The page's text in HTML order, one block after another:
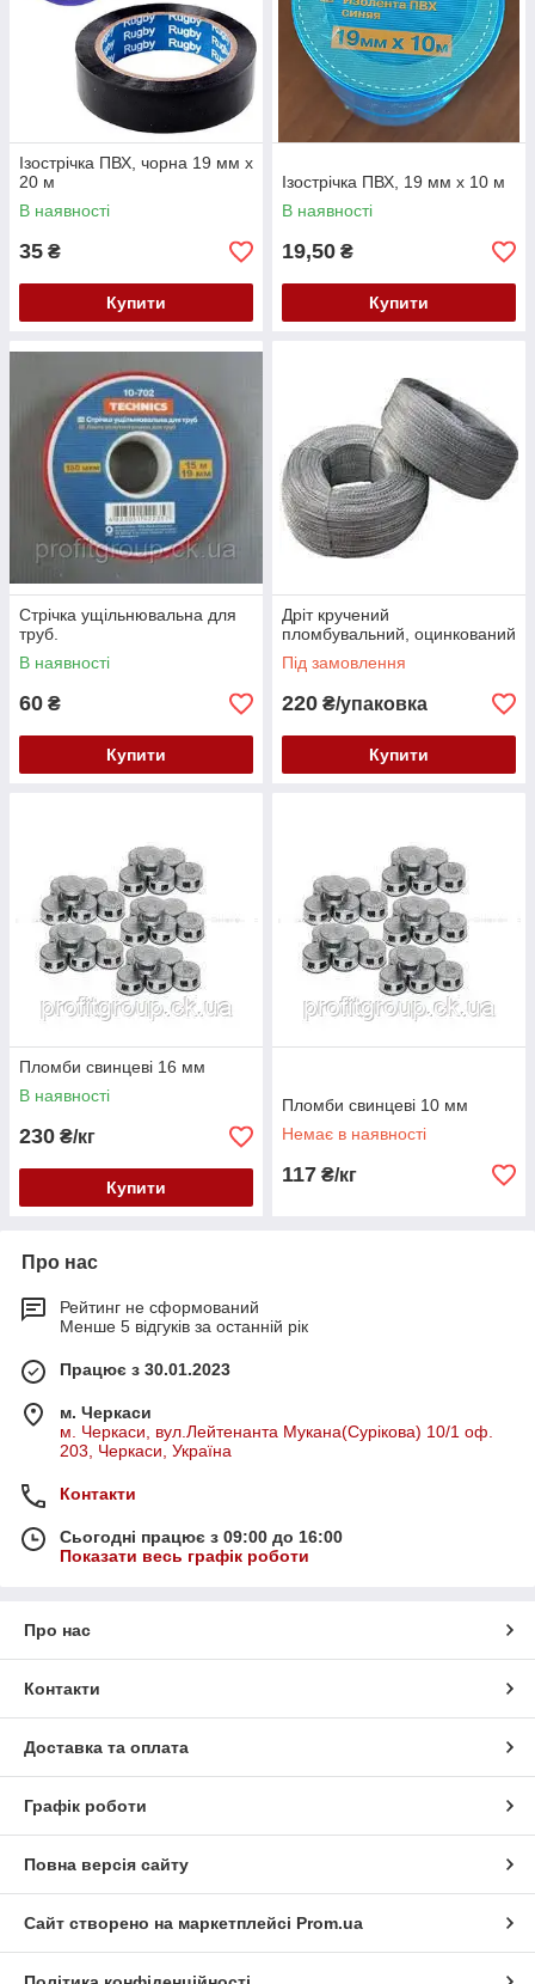
Ізострічка ПВХ, чорна 19 мм х
20 м
В наявності
35 ₴
Купити
Ізострічка ПВХ, 19 мм х 10 м
В наявності
19,50 ₴
Купити
Стрічка ущільнювальна для
труб.
В наявності
60 ₴
Купити
Дріт кручений
пломбувальний, оцинкований
Під замовлення
220 ₴/упаковка
Купити
Пломби свинцеві 16 мм
В наявності
230 ₴/кг
Купити
Пломби свинцеві 10 мм
Немає в наявності
117 ₴/кг
Про нас
Рейтинг не сформований
Менше 5 відгуків за останній рік
Працює з 30.01.2023
м. Черкаси
м. Черкаси, вул.Лейтенанта Мукана(Сурікова) 10/1 оф.
203, Черкаси, Україна
Контакти
Сьогодні працює з 09:00 до 16:00
Показати весь графік роботи
Про нас
Контакти
Доставка та оплата
Графік роботи
Повна версія сайту
Сайт створено на маркетплейсі Prom.ua